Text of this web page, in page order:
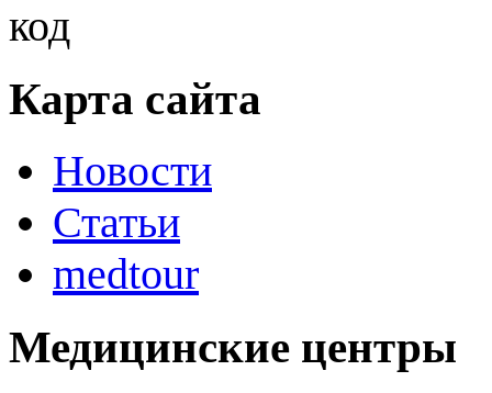
Карта сайта
Новости
Статьи
medtour
Медицинские центры